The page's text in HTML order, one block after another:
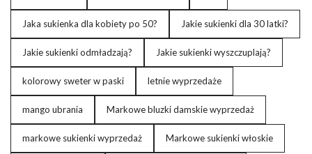
Jaka sukienka dla kobiety po 50? Jakie sukienki dla 30 latki?
Jakie sukienki odmładzają? Jakie sukienki wyszczuplają?
kolorowy sweter w paski letnie wyprzedaże
mango ubrania Markowe bluzki damskie wyprzedaż
markowe sukienki wyprzedaż Markowe sukienki włoskie